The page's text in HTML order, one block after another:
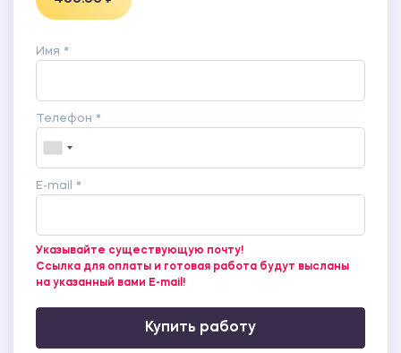
Имя *
Телефон *
E-mail *
Указывайте существующую почту!
Ссылка для оплаты и готовая работа будут высланы
на указанный вами E-mail!
Купить работу